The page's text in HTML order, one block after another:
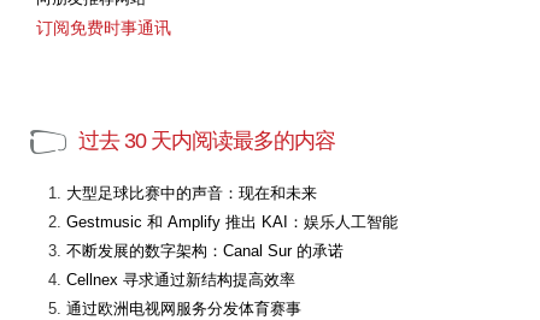
订阅免费时事通讯
过去 30 天内阅读最多的内容
大型足球比赛中的声音：现在和未来
Gestmusic 和 Amplify 推出 KAI：娱乐人工智能
不断发展的数字架构：Canal Sur 的承诺
Cellnex 寻求通过新结构提高效率
通过欧洲电视网服务分发体育赛事